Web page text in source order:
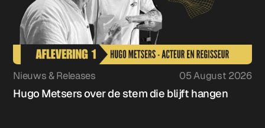
Nieuws & Releases 05 August 2026
Hugo Metsers over de stem die blijft hangen